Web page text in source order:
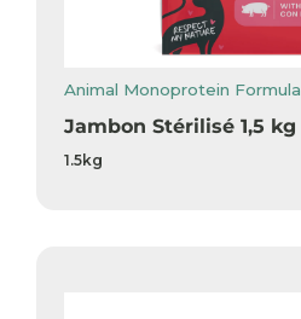
Animal Monoprotein Formula
Jambon Stérilisé 1,5 kg
1.5kg